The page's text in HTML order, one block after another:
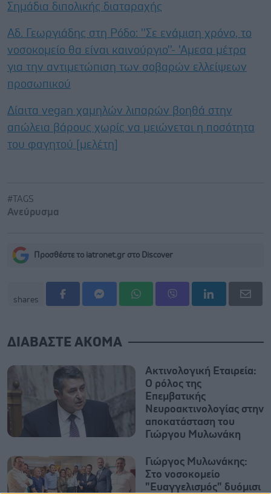
Σημάδια διπολικής διαταραχής
Αδ. Γεωργιάδης στη Ρόδο: ''Σε ενάμιση χρόνο, το
νοσοκομείο θα είναι καινούργιο''- 'Αμεσα μέτρα
για την αντιμετώπιση των σοβαρών ελλείψεων
προσωπικού
Δίαιτα vegan χαμηλών λιπαρών βοηθά στην
απώλεια βάρους χωρίς να μειώνεται η ποσότητα
του φαγητού [μελέτη]
#TAGS
Ανεύρυσμα
Προσθέστε το iatronet.gr στο Discover
shares
ΔΙΑΒΑΣΤΕ ΑΚΟΜΑ
Ακτινολογική Εταιρεία:
Ο ρόλος της
Επεμβατικής
Νευροακτινολογίας στην
αποκατάσταση του
Γιώργου Μυλωνάκη
Γιώργος Μυλωνάκης:
Στο νοσοκομείο
"Ευαγγελισμός" δυόμισι